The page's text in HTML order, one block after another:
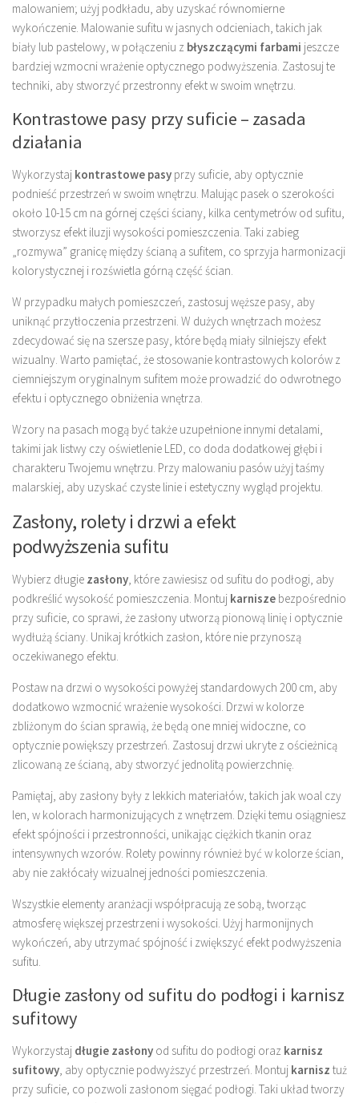
malowaniem; użyj podkładu, aby uzyskać równomierne
wykończenie. Malowanie sufitu w jasnych odcieniach, takich jak
biały lub pastelowy, w połączeniu z błyszczącymi farbami jeszcze
bardziej wzmocni wrażenie optycznego podwyższenia. Zastosuj te
techniki, aby stworzyć przestronny efekt w swoim wnętrzu.
Kontrastowe pasy przy suficie – zasada
działania
Wykorzystaj kontrastowe pasy przy suficie, aby optycznie
podnieść przestrzeń w swoim wnętrzu. Malując pasek o szerokości
około 10-15 cm na górnej części ściany, kilka centymetrów od sufitu,
stworzysz efekt iluzji wysokości pomieszczenia. Taki zabieg
„rozmywa” granicę między ścianą a sufitem, co sprzyja harmonizacji
kolorystycznej i rozświetla górną część ścian.
W przypadku małych pomieszczeń, zastosuj węższe pasy, aby
uniknąć przytłoczenia przestrzeni. W dużych wnętrzach możesz
zdecydować się na szersze pasy, które będą miały silniejszy efekt
wizualny. Warto pamiętać, że stosowanie kontrastowych kolorów z
ciemniejszym oryginalnym sufitem może prowadzić do odwrotnego
efektu i optycznego obniżenia wnętrza.
Wzory na pasach mogą być także uzupełnione innymi detalami,
takimi jak listwy czy oświetlenie LED, co doda dodatkowej głębi i
charakteru Twojemu wnętrzu. Przy malowaniu pasów użyj taśmy
malarskiej, aby uzyskać czyste linie i estetyczny wygląd projektu.
Zasłony, rolety i drzwi a efekt
podwyższenia sufitu
Wybierz długie zasłony, które zawiesisz od sufitu do podłogi, aby
podkreślić wysokość pomieszczenia. Montuj karnisze bezpośrednio
przy suficie, co sprawi, że zasłony utworzą pionową linię i optycznie
wydłużą ściany. Unikaj krótkich zasłon, które nie przynoszą
oczekiwanego efektu.
Postaw na drzwi o wysokości powyżej standardowych 200 cm, aby
dodatkowo wzmocnić wrażenie wysokości. Drzwi w kolorze
zbliżonym do ścian sprawią, że będą one mniej widoczne, co
optycznie powiększy przestrzeń. Zastosuj drzwi ukryte z ościeżnicą
zlicowaną ze ścianą, aby stworzyć jednolitą powierzchnię.
Pamiętaj, aby zasłony były z lekkich materiałów, takich jak woal czy
len, w kolorach harmonizujących z wnętrzem. Dzięki temu osiągniesz
efekt spójności i przestronności, unikając ciężkich tkanin oraz
intensywnych wzorów. Rolety powinny również być w kolorze ścian,
aby nie zakłócały wizualnej jedności pomieszczenia.
Wszystkie elementy aranżacji współpracują ze sobą, tworząc
atmosferę większej przestrzeni i wysokości. Użyj harmonijnych
wykończeń, aby utrzymać spójność i zwiększyć efekt podwyższenia
sufitu.
Długie zasłony od sufitu do podłogi i karnisz
sufitowy
Wykorzystaj długie zasłony od sufitu do podłogi oraz karnisz
sufitowy, aby optycznie podwyższyć przestrzeń. Montuj karnisz tuż
przy suficie, co pozwoli zasłonom sięgać podłogi. Taki układ tworzy